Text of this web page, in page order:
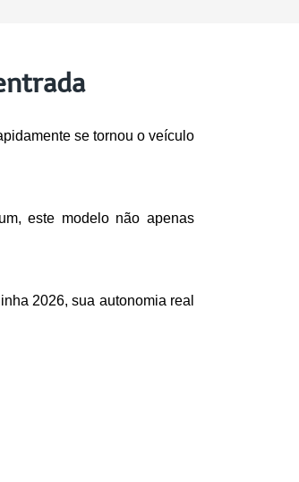
se tornou o veículo
este modelo não apenas
2026, sua autonomia real